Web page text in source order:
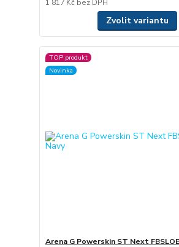
1 817 Kč bez DPH
Zvolit variantu
TOP produkt
Novinka
Arena G Powerskin ST Next